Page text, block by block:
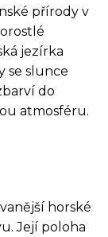
přírody v
jezírka
se slunce
do
atmosféru.
horské
Její poloha